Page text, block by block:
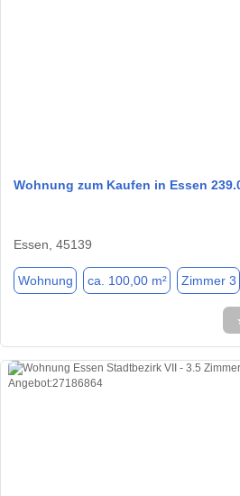
Wohnung zum Kaufen in Essen
Essen, 45139
Wohnung ca. 100,00 m² Zimmer 3